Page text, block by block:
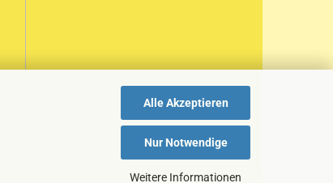
Alle Akzeptieren
Nur Notwendige
Weitere Informationen